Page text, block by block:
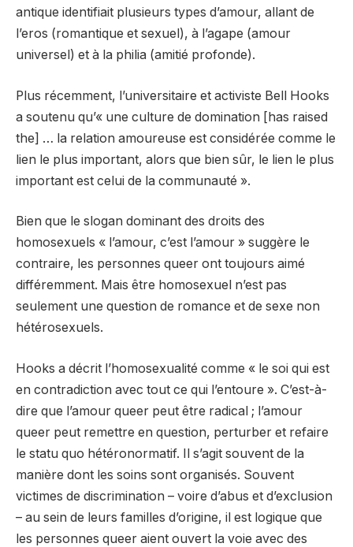
antique identifiait plusieurs types d’amour, allant de
l’eros (romantique et sexuel), à l’agape (amour
universel) et à la philia (amitié profonde).
Plus récemment, l’universitaire et activiste Bell Hooks
a soutenu qu’« une culture de domination [has raised
the] … la relation amoureuse est considérée comme le
lien le plus important, alors que bien sûr, le lien le plus
important est celui de la communauté ».
Bien que le slogan dominant des droits des
homosexuels « l’amour, c’est l’amour » suggère le
contraire, les personnes queer ont toujours aimé
différemment. Mais être homosexuel n’est pas
seulement une question de romance et de sexe non
hétérosexuels.
Hooks a décrit l’homosexualité comme « le soi qui est
en contradiction avec tout ce qui l’entoure ». C’est-à-
dire que l’amour queer peut être radical ; l’amour
queer peut remettre en question, perturber et refaire
le statu quo hétéronormatif. Il s’agit souvent de la
manière dont les soins sont organisés. Souvent
victimes de discrimination – voire d’abus et d’exclusion
– au sein de leurs familles d’origine, il est logique que
les personnes queer aient ouvert la voie avec des